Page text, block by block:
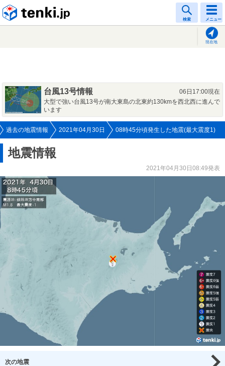
検索 メニュー
現在地
台風13号情報
06日17:00現在
大型で強い台風13号が南大東島の北東約130kmを西北西に進んで
います
過去の地震情報 2021年04月30日 08時45分頃発生した地震(最大震度1)
地震情報
2021年04月30日08:49発表
次の地震